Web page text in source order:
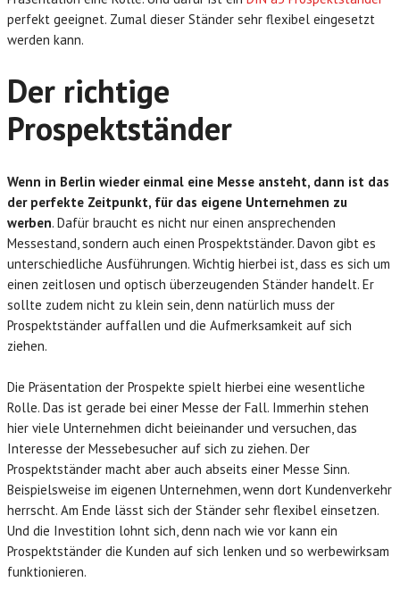
perfekt geeignet. Zumal dieser Ständer sehr flexibel eingesetzt
werden kann.
Der richtige
Prospektständer
Wenn in Berlin wieder einmal eine Messe ansteht, dann ist das
der perfekte Zeitpunkt, für das eigene Unternehmen zu
werben. Dafür braucht es nicht nur einen ansprechenden
Messestand, sondern auch einen Prospektständer. Davon gibt es
unterschiedliche Ausführungen. Wichtig hierbei ist, dass es sich um
einen zeitlosen und optisch überzeugenden Ständer handelt. Er
sollte zudem nicht zu klein sein, denn natürlich muss der
Prospektständer auffallen und die Aufmerksamkeit auf sich
ziehen.
Die Präsentation der Prospekte spielt hierbei eine wesentliche
Rolle. Das ist gerade bei einer Messe der Fall. Immerhin stehen
hier viele Unternehmen dicht beieinander und versuchen, das
Interesse der Messebesucher auf sich zu ziehen. Der
Prospektständer macht aber auch abseits einer Messe Sinn.
Beispielsweise im eigenen Unternehmen, wenn dort Kundenverkehr
herrscht. Am Ende lässt sich der Ständer sehr flexibel einsetzen.
Und die Investition lohnt sich, denn nach wie vor kann ein
Prospektständer die Kunden auf sich lenken und so werbewirksam
funktionieren.